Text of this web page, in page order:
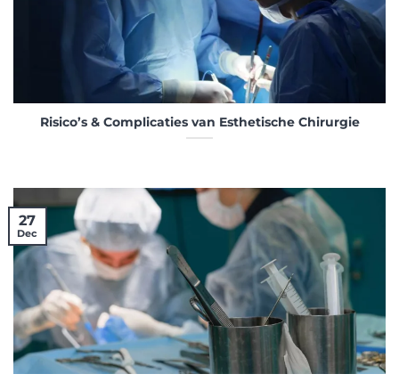
Risico’s & Complicaties van Esthetische Chirurgie
27
Dec